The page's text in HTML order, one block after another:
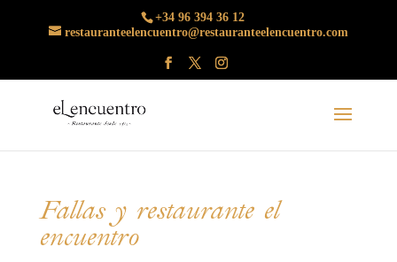
+34 96 394 36 12
restauranteelencuentro@restauranteelencuentro.com
Fallas y restaurante el
encuentro